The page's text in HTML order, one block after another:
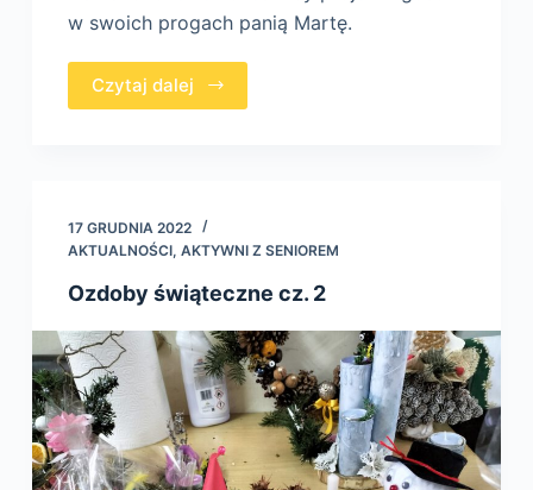
w swoich progach panią Martę.
Czytaj dalej
17 GRUDNIA 2022
AKTUALNOŚCI, AKTYWNI Z SENIOREM
Ozdoby świąteczne cz. 2